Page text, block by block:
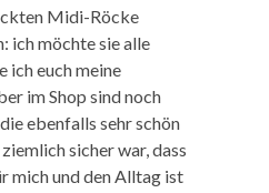
Midi-Röcke
ich möchte sie alle
ich euch meine
im Shop sind noch
ebenfalls sehr schön
sicher war, dass
mich und den Alltag ist